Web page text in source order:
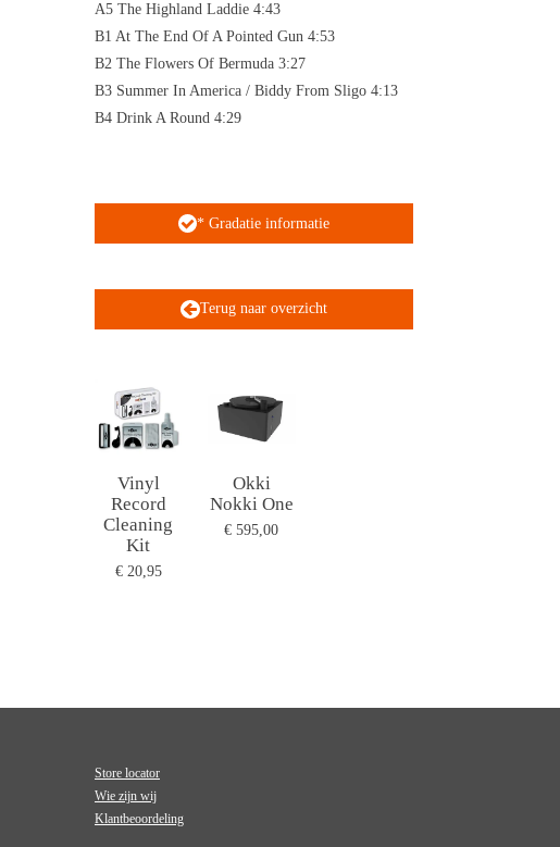
A5 The Highland Laddie 4:43
B1 At The End Of A Pointed Gun 4:53
B2 The Flowers Of Bermuda 3:27
B3 Summer In America / Biddy From Sligo 4:13
B4 Drink A Round 4:29
* Gradatie informatie
Terug naar overzicht
Vinyl
Record
Cleaning
Kit
€ 20,95
Okki
Nokki One
€ 595,00
Store locator
Wie zijn wij
Klantbeoordeling